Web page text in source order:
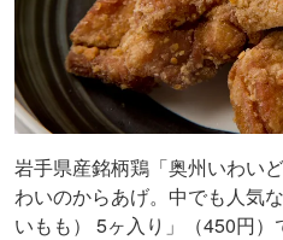
岩手県産銘柄鶏「奥州いわい
わいのからあげ。中でも人気
いもも） 5ヶ入り」（450円）